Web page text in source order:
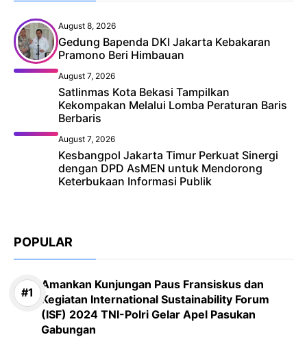
August 8, 2026
Gedung Bapenda DKI Jakarta Kebakaran
Pramono Beri Himbauan
August 7, 2026
Satlinmas Kota Bekasi Tampilkan
Kekompakan Melalui Lomba Peraturan Baris
Berbaris
August 7, 2026
Kesbangpol Jakarta Timur Perkuat Sinergi
dengan DPD AsMEN untuk Mendorong
Keterbukaan Informasi Publik
POPULAR
Amankan Kunjungan Paus Fransiskus dan
Kegiatan International Sustainability Forum
(ISF) 2024 TNI-Polri Gelar Apel Pasukan
Gabungan